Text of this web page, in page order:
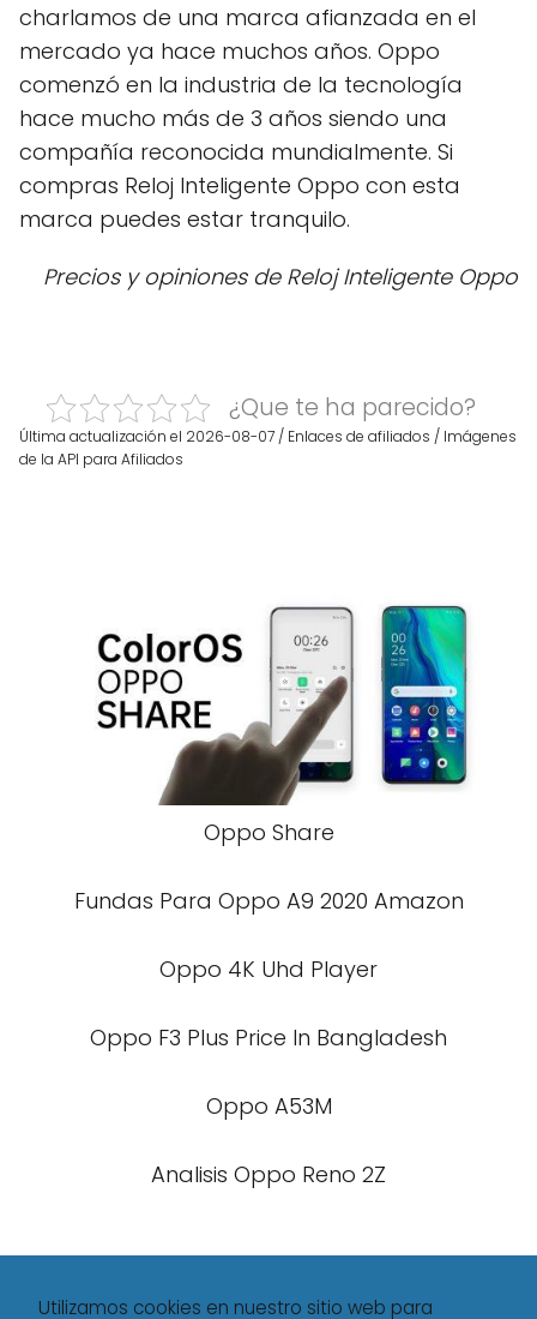
charlamos de una marca afianzada en el
mercado ya hace muchos años. Oppo
comenzó en la industria de la tecnología
hace mucho más de 3 años siendo una
compañía reconocida mundialmente. Si
compras Reloj Inteligente Oppo con esta
marca puedes estar tranquilo.
Precios y opiniones de Reloj Inteligente Oppo
¿Que te ha parecido?
Última actualización el 2026-08-07 / Enlaces de afiliados / Imágenes
de la API para Afiliados
Oppo Share
Fundas Para Oppo A9 2020 Amazon
Oppo 4K Uhd Player
Oppo F3 Plus Price In Bangladesh
Oppo A53M
Analisis Oppo Reno 2Z
Utilizamos cookies en nuestro sitio web para